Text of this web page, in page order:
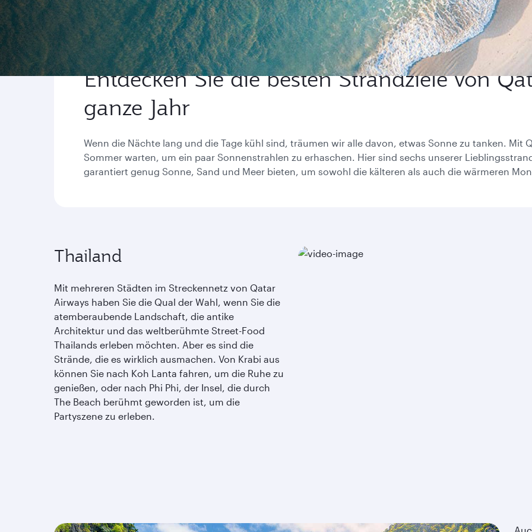
Entdecken Sie die besten Strandziele von
ganze Jahr
Wenn die Nächte lang und die Tage kühl sind, träumen wir alle davon, etwas Sonne zu tanken. Mit
Sommer warten, um ein paar Sonnenstrahlen zu erhaschen. Hier sind sechs unserer
garantiert genug Sonne, Sand und Meer bieten, um sowohl die kälteren als auch die wärmeren
Thailand
Mit mehreren Städten im Streckennetz von Qatar
Airways haben Sie die Qual der Wahl, wenn Sie die
atemberaubende Landschaft, die antike
Architektur und das weltberühmte Street-Food
Thailands erleben möchten. Aber es sind die
Strände, die es wirklich ausmachen. Von Krabi aus
können Sie nach Koh Lanta fahren, um die Ruhe zu
genießen, oder nach Phi Phi, der Insel, die durch
The Beach berühmt geworden ist, um die
Partyszene zu erleben.